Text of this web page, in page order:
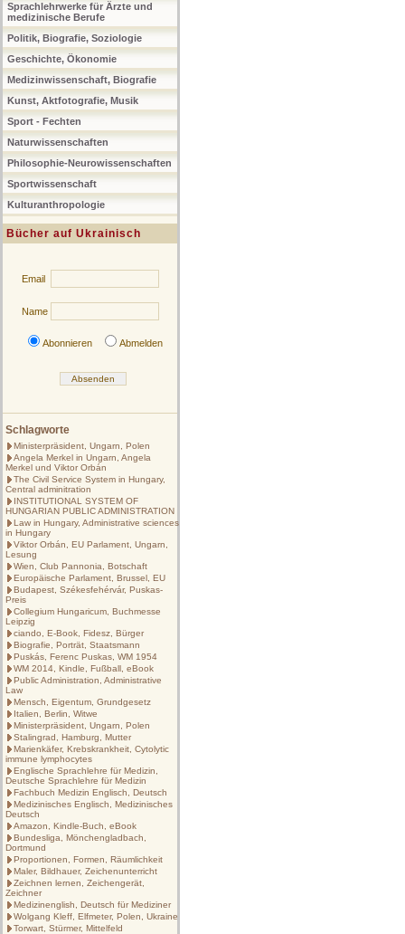
Sprachlehrwerke für Ärzte und
medizinische Berufe
Politik, Biografie, Soziologie
Geschichte, Ökonomie
Medizinwissenschaft, Biografie
Kunst, Aktfotografie, Musik
Sport - Fechten
Naturwissenschaften
Philosophie-Neurowissenschaften
Sportwissenschaft
Kulturanthropologie
Bücher auf Ukrainisch
Email
Name
Abonnieren Abmelden
Schlagworte
Ministerpräsident, Ungarn, Polen
Angela Merkel in Ungarn, Angela
Merkel und Viktor Orbán
The Civil Service System in Hungary,
Central adminitration
INSTITUTIONAL SYSTEM OF
HUNGARIAN PUBLIC ADMINISTRATION
Law in Hungary, Administrative sciences
in Hungary
Viktor Orbán, EU Parlament, Ungarn,
Lesung
Wien, Club Pannonia, Botschaft
Europäische Parlament, Brussel, EU
Budapest, Székesfehérvár, Puskas-
Preis
Collegium Hungaricum, Buchmesse
Leipzig
ciando, E-Book, Fidesz, Bürger
Biografie, Porträt, Staatsmann
Puskás, Ferenc Puskas, WM 1954
WM 2014, Kindle, Fußball, eBook
Public Administration, Administrative
Law
Mensch, Eigentum, Grundgesetz
Italien, Berlin, Witwe
Ministerpräsident, Ungarn, Polen
Stalingrad, Hamburg, Mutter
Marienkäfer, Krebskrankheit, Cytolytic
immune lymphocytes
Englische Sprachlehre für Medizin,
Deutsche Sprachlehre für Medizin
Fachbuch Medizin Englisch, Deutsch
Medizinisches Englisch, Medizinisches
Deutsch
Amazon, Kindle-Buch, eBook
Bundesliga, Mönchengladbach,
Dortmund
Proportionen, Formen, Räumlichkeit
Maler, Bildhauer, Zeichenunterricht
Zeichnen lernen, Zeichengerät,
Zeichner
Medizinenglish, Deutsch für Mediziner
Wolgang Kleff, Elfmeter, Polen, Ukraine
Torwart, Stürmer, Mittelfeld